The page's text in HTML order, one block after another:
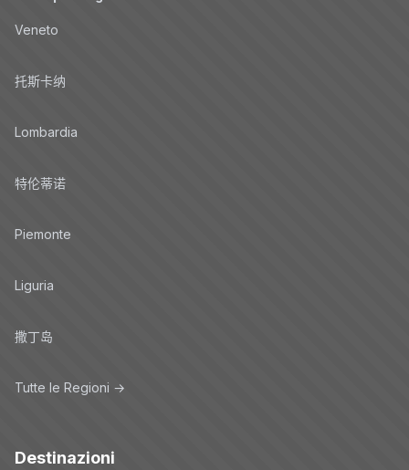
Veneto
托斯卡纳
Lombardia
特伦蒂诺
Piemonte
Liguria
撒丁岛
Tutte le Regioni →
Destinazioni